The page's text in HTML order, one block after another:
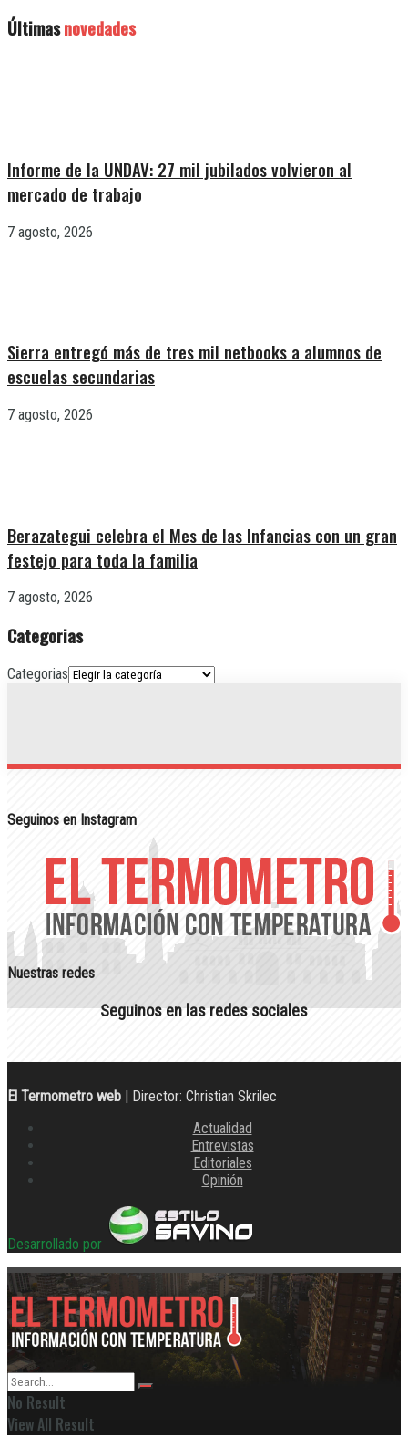
Últimasnovedades
Informe de la UNDAV: 27 mil jubilados volvieron al
mercado de trabajo
7 agosto, 2026
Sierra entregó más de tres mil netbooks a alumnos de
escuelas secundarias
7 agosto, 2026
Berazategui celebra el Mes de las Infancias con un gran
festejo para toda la familia
7 agosto, 2026
Categorias
Categorias
Seguinos en Instagram
Nuestras redes
Seguinos en las redes sociales
El Termometro web | Director: Christian Skrilec
Actualidad
Entrevistas
Editoriales
Opinión
Desarrollado por
No Result
View All Result